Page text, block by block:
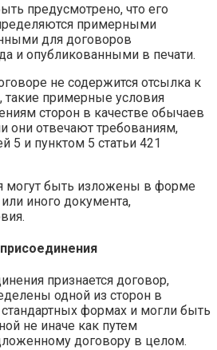
предусмотрено, что его
примерными
для договоров
и опубликованными в печати.
не содержится отсылка к
примерные условия
сторон в качестве обычаев
они отвечают требованиям,
5 и пунктом 5 статьи 421
могут быть изложены в форме
иного документа,
признается договор,
одной из сторон в
формах и могли быть
не иначе как путем
договору в целом.